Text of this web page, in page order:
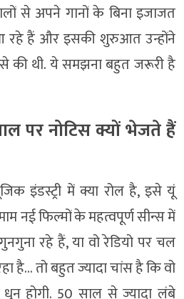
से अपने गानों के बिना इजाजत
रहे हैं और इसकी शुरुआत उन्होंने
की थी. ये समझना बहुत जरूरी है
पर नोटिस क्यों भेजते हैं
इंडस्ट्री में क्या रोल है, इसे यूं
नई फिल्मों के महत्वपूर्ण सीन्स में
रहे हैं, या वो रेडियो पर चल
है… तो बहुत ज्यादा चांस है कि वो
होगी. 50 साल से ज्यादा लंबे